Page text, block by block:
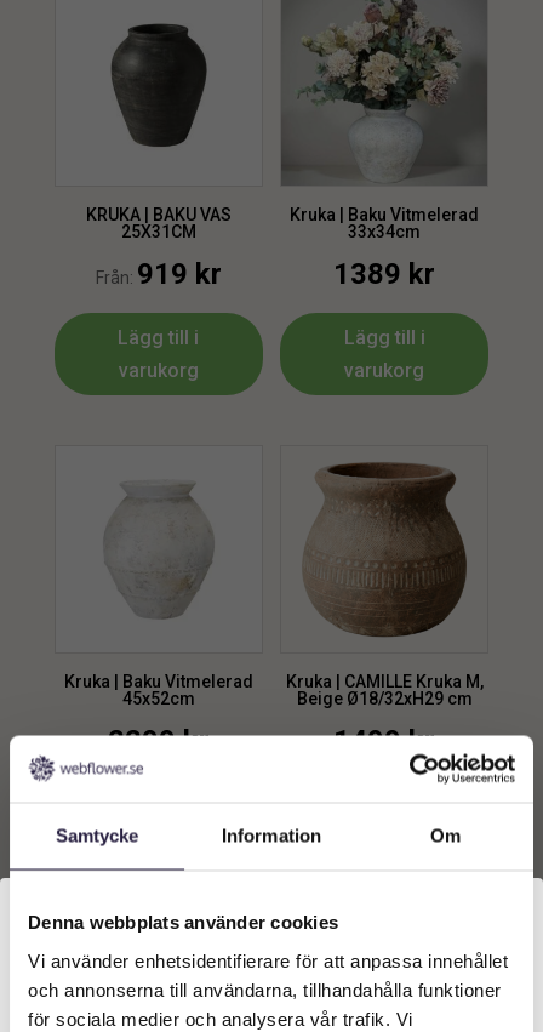
Samtycke Information Om
Denna webbplats använder cookies
Vi använder enhetsidentifierare för att anpassa innehållet
och annonserna till användarna, tillhandahålla funktioner
för sociala medier och analysera vår trafik. Vi
KRUKA | BAKU VAS
25X31CM
Från: 919 kr
Lägg till i
varukorg
Kruka | Baku Vitmelerad
33x34cm
1389 kr
Lägg till i
varukorg
Kruka | Baku Vitmelerad
45x52cm
2299kr
varukorg
Kruka | CAMILLE Kruka M,
Beige Ø18/32xH29 cm
1499kr
Välkommen till Webflower
Vilken typ av kund är du? Du kan alltid justera ditt val